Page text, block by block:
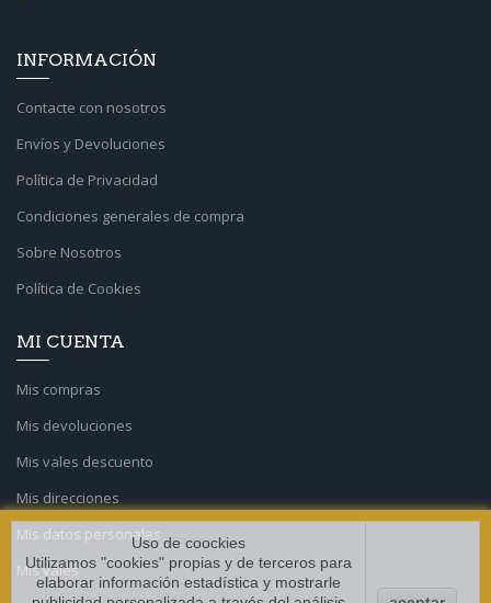
INFORMACIÓN
Contacte con nosotros
Envíos y Devoluciones
Política de Privacidad
Condiciones generales de compra
Sobre Nosotros
Política de Cookies
MI CUENTA
Mis compras
Mis devoluciones
Mis vales descuento
Mis direcciones
Mis datos personales
Mis vales
Uso de coockies
Utilizamos "cookies" propias y de terceros para
elaborar información estadística y mostrarle